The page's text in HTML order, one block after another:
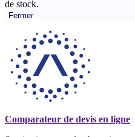
de stock.
Fermer
Comparateur de devis en ligne